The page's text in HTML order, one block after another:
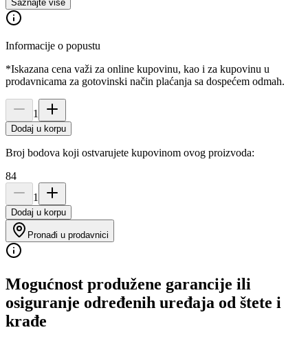
Saznajte više
Informacije o popustu
*Iskazana cena važi za online kupovinu, kao i za kupovinu u
prodavnicama za gotovinski način plaćanja sa dospećem odmah.
1
Dodaj u korpu
Broj bodova koji ostvarujete kupovinom ovog proizvoda:
84
1
Dodaj u korpu
Pronađi u prodavnici
Mogućnost produžene garancije ili
osiguranje određenih uređaja od štete i
krađe